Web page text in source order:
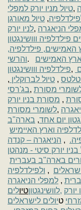
,טיול מניו יורק למפלי
, טיול מאורגן
לניו יורק, הניאגרה
ווושינגטון
האמישים, פילדלפיה,
והרשי. האמישים
פילדלפיה ווושינגטון,
, טיול לברוקלין ,
בג'רסי, מסורת
מסורת בניו יורק ,
לשומרי מסורת,
בארה"ב ,יום אחד
וארץ האיימיש
הניאגרה – קנדה ,
בניו יורק סיטי - מנהטן
בארה"ב בעברית
ולפילדלפיה ,
למפלי הניאגרה ,
לוושינגטון, יורק טיולים
טיולים לישראלים